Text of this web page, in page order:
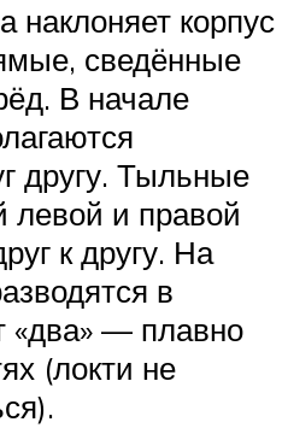
наклоняет корпус
сведённые
В начале
другу. Тыльные
левой и правой
к другу. На
в
«два» — плавно
(локти не